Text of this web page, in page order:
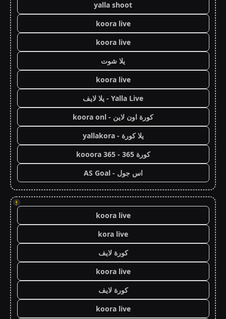
yalla shoot
koora live
koora live
يلا شوت
koora live
Yalla Live - يلا لايف
كورة اون لاين - koora onl
يلا كورة - yallakora
كورة 365 - kooora 365
اس جول - AS Goal
!
koora live
kora live
كورة لايف
koora live
كورة لايف
koora live